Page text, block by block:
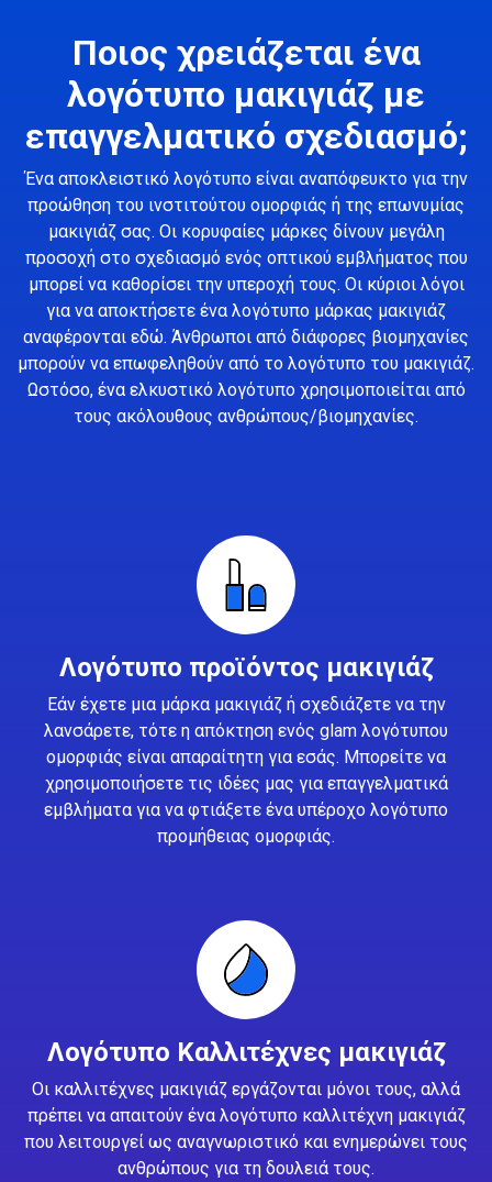
Ποιος χρειάζεται ένα
λογότυπο μακιγιάζ με
επαγγελματικό σχεδιασμό;
Ένα αποκλειστικό λογότυπο είναι αναπόφευκτο για την
προώθηση του ινστιτούτου ομορφιάς ή της επωνυμίας
μακιγιάζ σας. Οι κορυφαίες μάρκες δίνουν μεγάλη
προσοχή στο σχεδιασμό ενός οπτικού εμβλήματος που
μπορεί να καθορίσει την υπεροχή τους. Οι κύριοι λόγοι
για να αποκτήσετε ένα λογότυπο μάρκας μακιγιάζ
αναφέρονται εδώ. Άνθρωποι από διάφορες βιομηχανίες
μπορούν να επωφεληθούν από το λογότυπο του μακιγιάζ.
Ωστόσο, ένα ελκυστικό λογότυπο χρησιμοποιείται από
τους ακόλουθους ανθρώπους/βιομηχανίες.
Λογότυπο προϊόντος μακιγιάζ
Εάν έχετε μια μάρκα μακιγιάζ ή σχεδιάζετε να την
λανσάρετε, τότε η απόκτηση ενός glam λογότυπου
ομορφιάς είναι απαραίτητη για εσάς. Μπορείτε να
χρησιμοποιήσετε τις ιδέες μας για επαγγελματικά
εμβλήματα για να φτιάξετε ένα υπέροχο λογότυπο
προμήθειας ομορφιάς.
Λογότυπο Καλλιτέχνες μακιγιάζ
Οι καλλιτέχνες μακιγιάζ εργάζονται μόνοι τους, αλλά
πρέπει να απαιτούν ένα λογότυπο καλλιτέχνη μακιγιάζ
που λειτουργεί ως αναγνωριστικό και ενημερώνει τους
ανθρώπους για τη δουλειά τους.